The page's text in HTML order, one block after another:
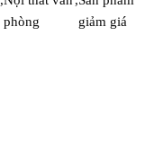
phòng
giảm giá